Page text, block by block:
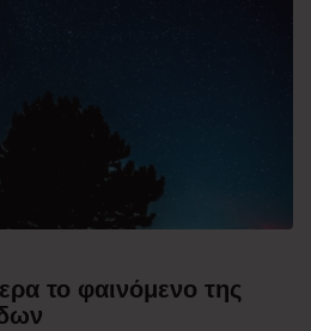
το φαινόμενο της